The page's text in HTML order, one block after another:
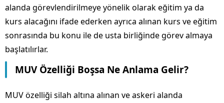
alanda görevlendirilmeye yönelik olarak eğitim ya da
kurs alacağını ifade ederken ayrıca alınan kurs ve eğitim
sonrasında bu konu ile de usta birliğinde görev almaya
başlatılırlar.
MUV Özelliği Boşsa Ne Anlama Gelir?
MUV özelliği silah altına alınan ve askeri alanda